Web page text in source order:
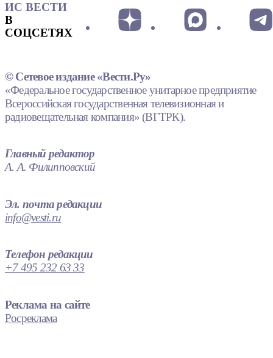
ИС ВЕСТИ
В
СОЦСЕТЯХ
© Сетевое издание «Вести.Ру»
«Федеральное государственное унитарное предприятие
Всероссийская государственная телевизионная и
радиовещательная компания» (ВГТРК).
Главный редактор
А. А. Филипповский
Эл. почта редакции
info@vesti.ru
Телефон редакции
+7 495 232 63 33
Реклама на сайте
Росреклама